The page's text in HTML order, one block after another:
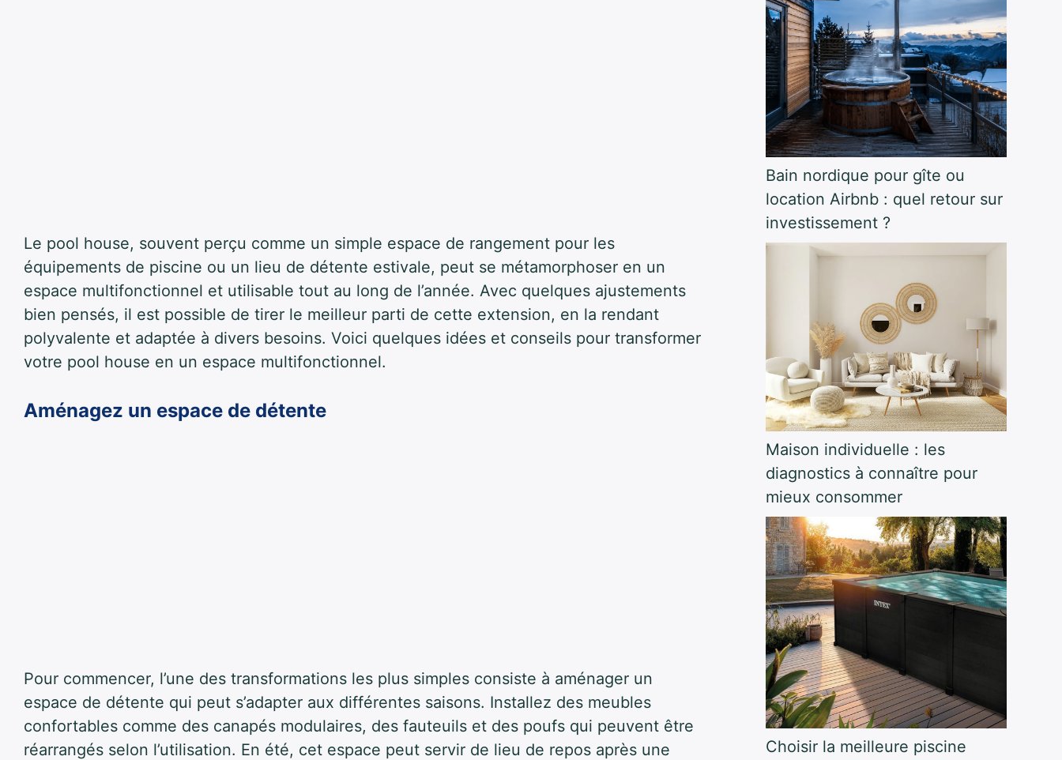
Le pool house, souvent perçu comme un simple espace de rangement pour les
équipements de piscine ou un lieu de détente estivale, peut se métamorphoser en un
espace multifonctionnel et utilisable tout au long de l’année. Avec quelques ajustements
bien pensés, il est possible de tirer le meilleur parti de cette extension, en la rendant
polyvalente et adaptée à divers besoins. Voici quelques idées et conseils pour transformer
votre pool house en un espace multifonctionnel.
Aménagez un espace de détente
Pour commencer, l’une des transformations les plus simples consiste à aménager un
espace de détente qui peut s’adapter aux différentes saisons. Installez des meubles
confortables comme des canapés modulaires, des fauteuils et des poufs qui peuvent être
réarrangés selon l’utilisation. En été, cet espace peut servir de lieu de repos après une
Bain nordique pour gîte ou
location Airbnb : quel retour sur
investissement ?
Maison individuelle : les
diagnostics à connaître pour
mieux consommer
Choisir la meilleure piscine